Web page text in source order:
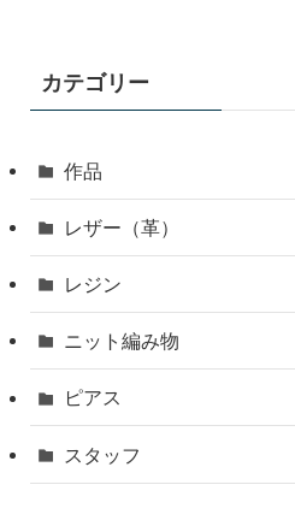
カテゴリー
作品
レザー（革）
レジン
ニット編み物
ピアス
スタッフ